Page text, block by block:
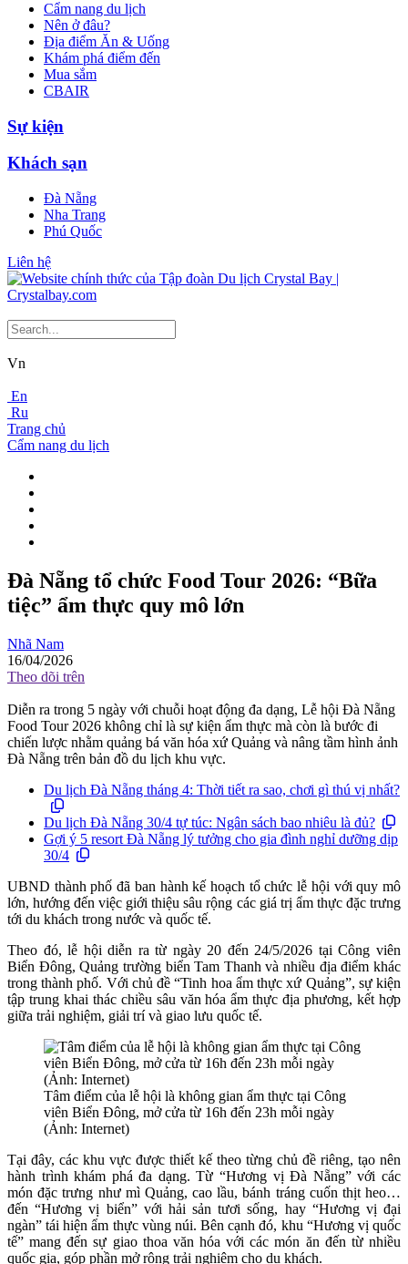
Cẩm nang du lịch
Nên ở đâu?
Địa điểm Ăn & Uống
Khám phá điểm đến
Mua sắm
CBAIR
Sự kiện
Khách sạn
Đà Nẵng
Nha Trang
Phú Quốc
Liên hệ
Vn
En
Ru
Trang chủ
Cẩm nang du lịch
Đà Nẵng tổ chức Food Tour 2026: “Bữa
tiệc” ẩm thực quy mô lớn
Nhã Nam
16/04/2026
Theo dõi trên
Diễn ra trong 5 ngày với chuỗi hoạt động đa dạng, Lễ hội Đà Nẵng
Food Tour 2026 không chỉ là sự kiện ẩm thực mà còn là bước đi
chiến lược nhằm quảng bá văn hóa xứ Quảng và nâng tầm hình ảnh
Đà Nẵng trên bản đồ du lịch khu vực.
Du lịch Đà Nẵng tháng 4: Thời tiết ra sao, chơi gì thú vị nhất?
Du lịch Đà Nẵng 30/4 tự túc: Ngân sách bao nhiêu là đủ?
Gợi ý 5 resort Đà Nẵng lý tưởng cho gia đình nghỉ dưỡng dịp
30/4
UBND thành phố đã ban hành kế hoạch tổ chức lễ hội với quy mô
lớn, hướng đến việc giới thiệu sâu rộng các giá trị ẩm thực đặc trưng
tới du khách trong nước và quốc tế.
Theo đó, lễ hội diễn ra từ ngày 20 đến 24/5/2026 tại Công viên
Biển Đông, Quảng trường biển Tam Thanh và nhiều địa điểm khác
trong thành phố. Với chủ đề “Tinh hoa ẩm thực xứ Quảng”, sự kiện
tập trung khai thác chiều sâu văn hóa ẩm thực địa phương, kết hợp
giữa trải nghiệm, giải trí và giao lưu quốc tế.
Tâm điểm của lễ hội là không gian ẩm thực tại Công
viên Biển Đông, mở cửa từ 16h đến 23h mỗi ngày
(Ảnh: Internet)
Tại đây, các khu vực được thiết kế theo từng chủ đề riêng, tạo nên
hành trình khám phá đa dạng. Từ “Hương vị Đà Nẵng” với các
món đặc trưng như mì Quảng, cao lầu, bánh tráng cuốn thịt heo…
đến “Hương vị biển” với hải sản tươi sống, hay “Hương vị đại
ngàn” tái hiện ẩm thực vùng núi. Bên cạnh đó, khu “Hương vị quốc
tế” mang đến sự giao thoa văn hóa với các món ăn đến từ nhiều
quốc gia, góp phần mở rộng trải nghiệm cho du khách.